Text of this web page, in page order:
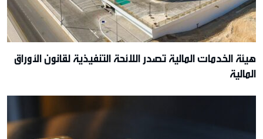
هيئة الخدمات المالية تصدر اللائحة التنفيذية لقانون الأوراق
المالية